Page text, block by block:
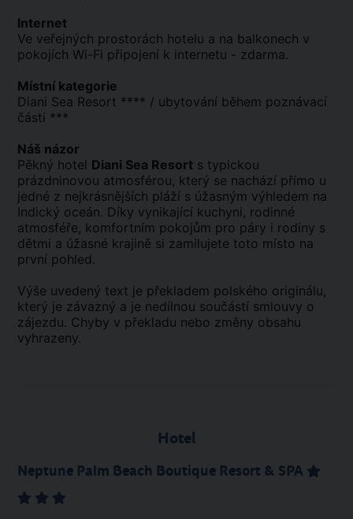
Internet
Ve veřejných prostorách hotelu a na balkonech v
pokojích Wi-Fi připojení k internetu - zdarma.
Místní kategorie
Diani Sea Resort **** / ubytování během poznávací
části ***
Náš názor
Pěkný hotel Diani Sea Resort s typickou
prázdninovou atmosférou, který se nachází přímo u
jedné z nejkrásnějších pláží s úžasným výhledem na
Indický oceán. Díky vynikající kuchyni, rodinné
atmosféře, komfortním pokojům pro páry i rodiny s
dětmi a úžasné krajině si zamilujete toto místo na
první pohled.
Výše uvedený text je překladem polského originálu,
který je závazný a je nedílnou součástí smlouvy o
zájezdu. Chyby v překladu nebo změny obsahu
vyhrazeny.
Hotel
Neptune Palm Beach Boutique Resort & SPA